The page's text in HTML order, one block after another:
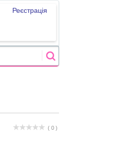
Реєстрація
( 0 )